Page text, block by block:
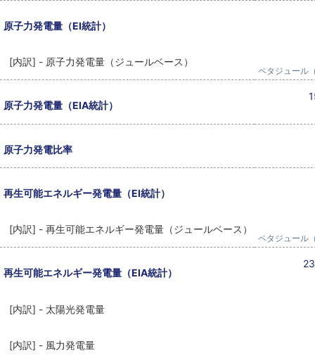
原子力発電量（EI統計）
[内訳] - 原子力発電量（ジュールベース）
ペタジュール
原子力発電量（EIA統計）
原子力発電比率
再生可能エネルギー発電量（EI統計）
[内訳] - 再生可能エネルギー発電量（ジュールベース）
ペタジュール
再生可能エネルギー発電量（EIA統計）
[内訳] - 太陽光発電量
[内訳] - 風力発電量